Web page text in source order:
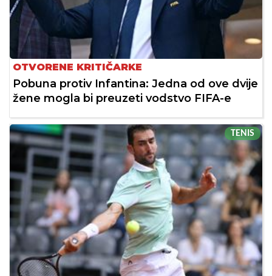
OTVORENE KRITIČARKE
Pobuna protiv Infantina: Jedna od ove dvije
žene mogla bi preuzeti vodstvo FIFA-e
TENIS